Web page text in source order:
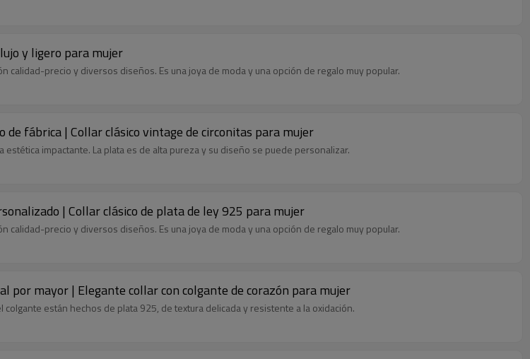
y ligero para mujer
calidad-precio y diversos diseños. Es una joya de moda y una opción de regalo muy popular.
fábrica | Collar clásico vintage de circonitas para mujer
impactante. La plata es de alta pureza y su diseño se puede personalizar.
| Collar clásico de plata de ley 925 para mujer
calidad-precio y diversos diseños. Es una joya de moda y una opción de regalo muy popular.
por mayor | Elegante collar con colgante de corazón para mujer
están hechos de plata 925, de textura delicada y resistente a la oxidación.